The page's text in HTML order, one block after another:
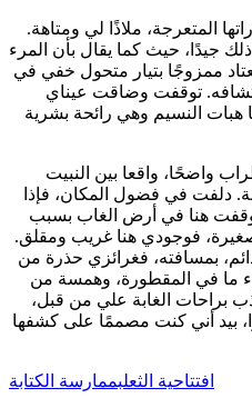
المتعرجة، ملاذًا لي ومتاهة.
جيدًا، حيث كما يقال بأن المرء
ممزوجًا بتيار متحول خفي في
توقفت وضاقت عيناي
هبات النسيم وهي رائحة بشرية
واضحًا، واقعا بين النبيت
دلفت في فضول المكان، فإذا
هنا في أرض الغاب بسبب
فوجودي هنا غريب ومقلق.
بمسافته، فغرائزي حذرة من
ما في المقطورة، وهمسة من
براحات الغابة علي من قبل،
افتتاحية الثعلبممارسة الكتابة